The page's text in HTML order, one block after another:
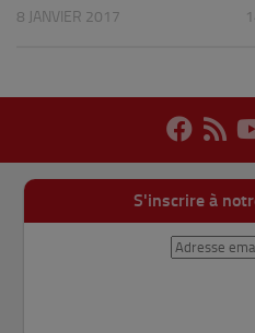
8 JANVIER 2017
S'inscrire à